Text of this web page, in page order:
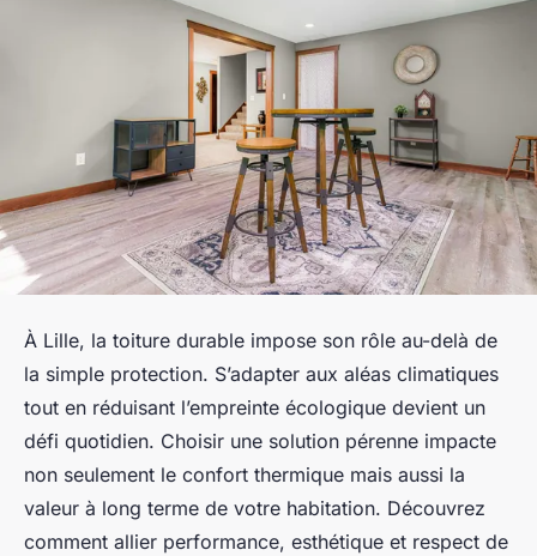
À Lille, la toiture durable impose son rôle au-delà de
la simple protection. S’adapter aux aléas climatiques
tout en réduisant l’empreinte écologique devient un
défi quotidien. Choisir une solution pérenne impacte
non seulement le confort thermique mais aussi la
valeur à long terme de votre habitation. Découvrez
comment allier performance, esthétique et respect de